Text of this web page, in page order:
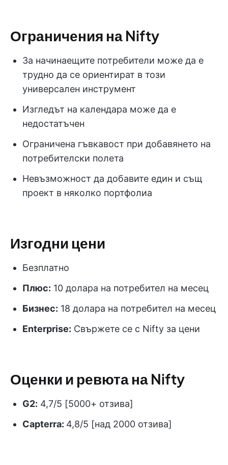
Ограничения на Nifty
За начинаещите потребители може да е
трудно да се ориентират в този
универсален инструмент
Изгледът на календара може да е
недостатъчен
Ограничена гъвкавост при добавянето на
потребителски полета
Невъзможност да добавите един и същ
проект в няколко портфолиа
Изгодни цени
Безплатно
Плюс: 10 долара на потребител на месец
Бизнес: 18 долара на потребител на месец
Enterprise: Свържете се с Nifty за цени
Оценки и ревюта на Nifty
G2: 4,7/5 [5000+ отзива]
Capterra: 4,8/5 [над 2000 отзива]